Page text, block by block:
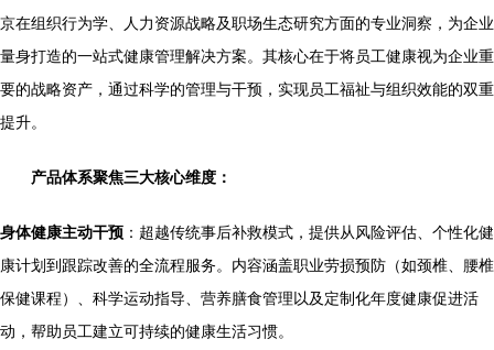
京在组织行为学、人力资源战略及职场生态研究方面的专业洞察，为企业
量身打造的一站式健康管理解决方案。其核心在于将员工健康视为企业重
要的战略资产，通过科学的管理与干预，实现员工福祉与组织效能的双重
提升。
产品体系聚焦三大核心维度：
身体健康主动干预 ：超越传统事后补救模式，提供从风险评估、个性化健
康计划到跟踪改善的全流程服务。内容涵盖职业劳损预防（如颈椎、腰椎
保健课程）、科学运动指导、营养膳食管理以及定制化年度健康促进活
动，帮助员工建立可持续的健康生活习惯。